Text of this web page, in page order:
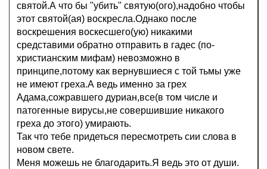
святой.А что бы "убить" святую(ого),надобно чтобы
этот святой(ая) воскресла.Однако после
воскрешения воскесшего(ую) никакими
средставими обратно отправить в гадес (по-
христианским мифам) невозможно в
принципе,потому как вернувшиеся с той тьмы уже
не имеют греха.А ведь именно за грех
Адама,сожравшего дуриан,все(в том числе и
патогенные вирусы,не совершившие никакого
греха до этого) умирають.
Так что тебе придеться пересмотреть сии слова в
новом свете.
Меня можешь не благодарить.Я ведь это от души.